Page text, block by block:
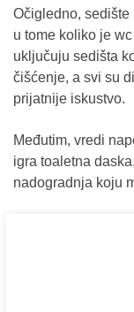
Očigledno,
u tome koliko je
uključuju sedišta
čišćenje, a svi su
prijatnije iskustvo.
Međutim, vredi
igra toaletna
nadogradnja koju